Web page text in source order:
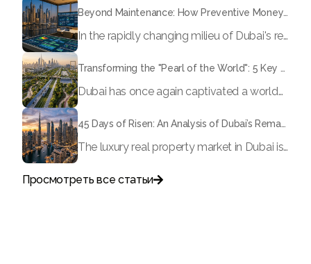
In the rapidly changing milieu of Dubai's real estate sector, the year 2026 has triggered a substantial change in baggage handling practices. We have progressed beyond time when asset handling is simply a matter of "repairing leaks" or "accumulating bills". Currently, prudent businesses, builders and residents expect a more enhanced priority: preventive money governance.
Dubai has once again captivated a worldwide target audience with several groundbreaking mega-works that redefine the boundaries of engineering, sustainability and urban living. As we progress to May 2026, these ventures are evolving from bold ideas into concrete realities, cementing Dubai’s role as a worldwide leader in innovation and smart metropolitan development. From the depths of the ocean to the heights of the skyline, here's a complete examination of 5 massive projects that could currently make the emirate work again.
45 Days of Risen: An Analysis of Dubai’s Remarkable Growth in Ultra-Luxury Real Estate
The luxury real property market in Dubai is experiencing a remarkable upward push, strengthening its position as the leading worldwide hub for high-internet value investors. By the end of April 2026, the market has proven formidable resilience and growth, fueled by a blend of world-class infrastructure, strategic financial policies and a remarkable way of life worldwide Presented below is a complete analysis of the contemporary state of the ultra-luxury sector in Dubai, and the number one factors contributing to this historic momentum.
Просмотреть все статьи